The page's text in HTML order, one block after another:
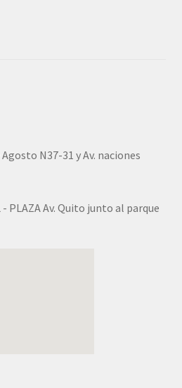
N37-31 y Av. naciones
PLAZA Av. Quito junto al parque